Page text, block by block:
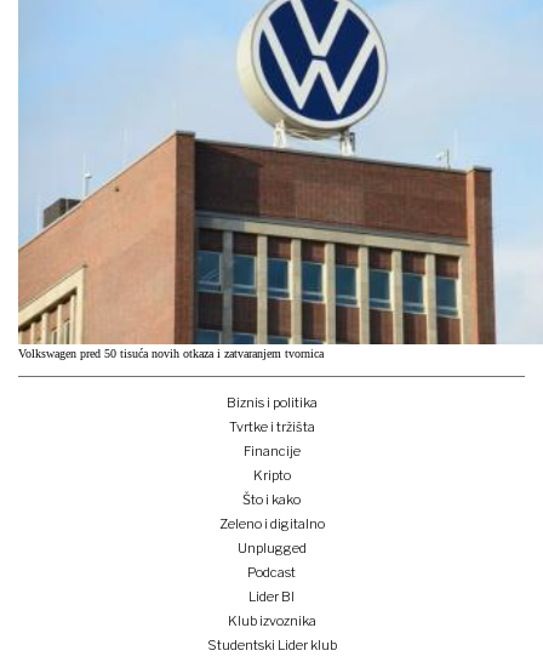
Volkswagen pred 50 tisuća novih otkaza i zatvaranjem tvornica
Biznis i politika
Tvrtke i tržišta
Financije
Kripto
Što i kako
Zeleno i digitalno
Unplugged
Podcast
Lider BI
Klub izvoznika
Studentski Lider klub